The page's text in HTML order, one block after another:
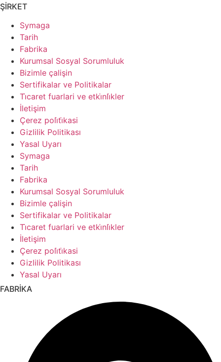
ŞİRKET
Symaga
Tarih
Fabrika
Kurumsal Sosyal Sorumluluk
Bizimle çalişin
Sertifikalar ve Politikalar
Ti̇caret fuarlari ve etki̇nli̇kler
İletişim
Çerez poli̇ti̇kasi
Gizlilik Politikası
Yasal Uyarı
Symaga
Tarih
Fabrika
Kurumsal Sosyal Sorumluluk
Bizimle çalişin
Sertifikalar ve Politikalar
Ti̇caret fuarlari ve etki̇nli̇kler
İletişim
Çerez poli̇ti̇kasi
Gizlilik Politikası
Yasal Uyarı
FABRİKA